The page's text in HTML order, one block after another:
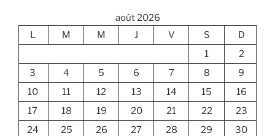
août 2026
L
M M J V S
D
1
2
3
4 5 6 7 8
9
10
11 12 13 14 15
16
17
18 19 20 21 22
23
24
25 26 27 28 29
30